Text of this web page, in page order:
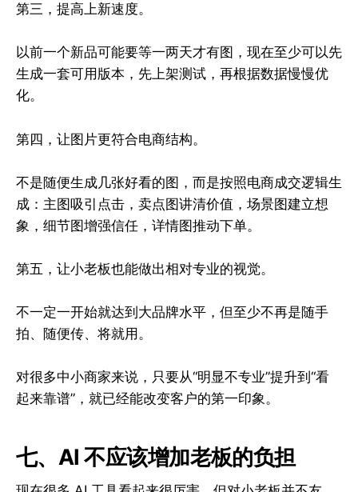
第三，提高上新速度。
以前一个新品可能要等一两天才有图，现在至少可以先
生成一套可用版本，先上架测试，再根据数据慢慢优
化。
第四，让图片更符合电商结构。
不是随便生成几张好看的图，而是按照电商成交逻辑生
成：主图吸引点击，卖点图讲清价值，场景图建立想
象，细节图增强信任，详情图推动下单。
第五，让小老板也能做出相对专业的视觉。
不一定一开始就达到大品牌水平，但至少不再是随手
拍、随便传、将就用。
对很多中小商家来说，只要从“明显不专业”提升到“看
起来靠谱”，就已经能改变客户的第一印象。
七、AI 不应该增加老板的负担